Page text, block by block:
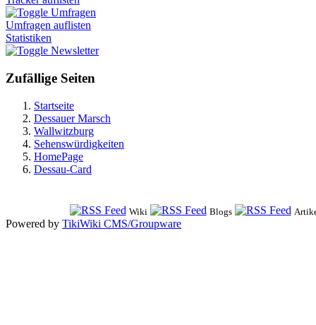
Umfragen
Umfragen auflisten
Statistiken
Newsletter
Zufällige Seiten
Startseite
Dessauer Marsch
Wallwitzburg
Sehenswürdigkeiten
HomePage
Dessau-Card
Wiki Blogs
Powered by TikiWiki CMS/Groupware